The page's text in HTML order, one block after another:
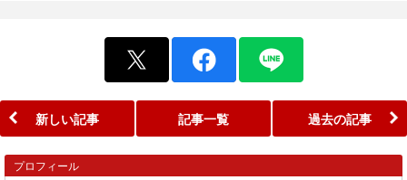
新しい記事 記事一覧 過去の記事
プロフィール